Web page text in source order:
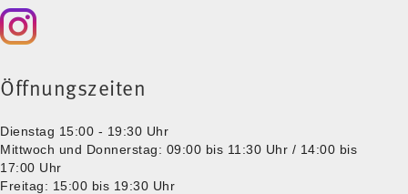
Öffnungszeiten
Dienstag 15:00 - 19:30 Uhr
Mittwoch und Donnerstag: 09:00 bis 11:30 Uhr / 14:00 bis
17:00 Uhr
Freitag: 15:00 bis 19:30 Uhr